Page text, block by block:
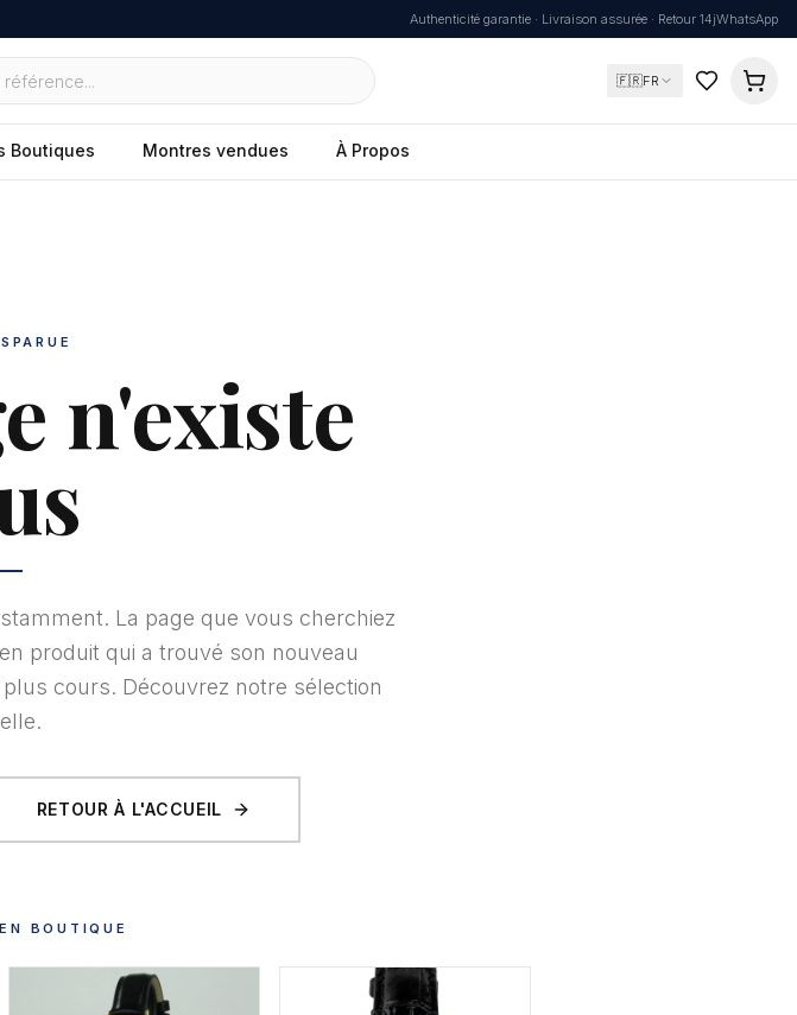
Authenticité garantie · Livraison assurée · Retour 14jWhatsApp
🇫🇷FR
Boutiques Montres vendues À Propos
n'existe
La page que vous cherchiez
produit qui a trouvé son nouveau
cours. Découvrez notre sélection
RETOUR À L'ACCUEIL
BOUTIQUE